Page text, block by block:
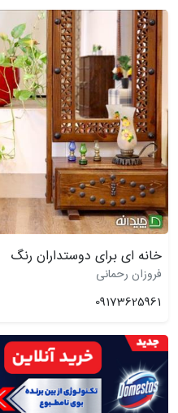
خانه ای برای دوستداران رنگ
فروزان رحمانی
09173625961